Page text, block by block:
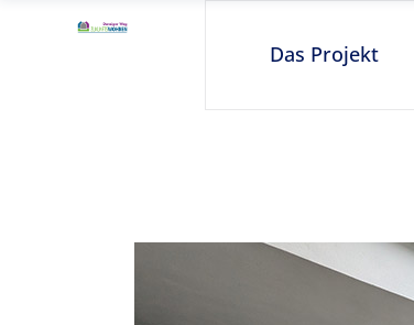
Das Projekt